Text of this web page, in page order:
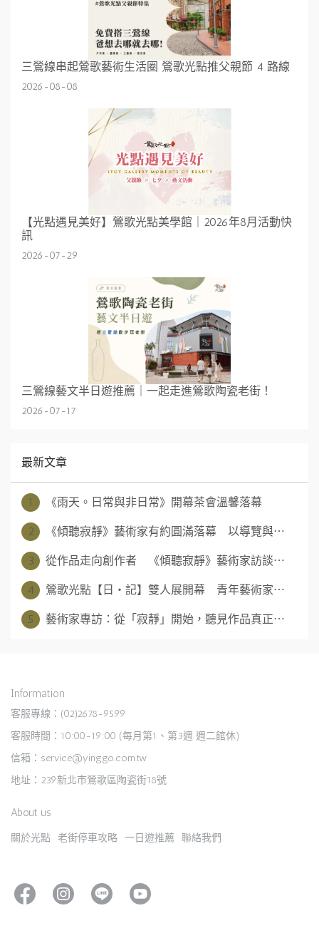
三鶯線串起鶯歌藝術生活圈 鶯歌光點推父親節 4 路線
2026-08-08
【光點遇見美好】鶯歌光點美學館｜2026年8月活動快
訊
2026-07-29
三鶯線藝文半日遊推薦｜一起走進鶯歌陶瓷老街！
2026-07-17
最新文章
1 《雨天。日常與非日常》開幕茶會溫馨落幕
2 《傾聽寂靜》藝術家有約圓滿落幕 以導覽與⋯
3 從作品走向創作者 《傾聽寂靜》藝術家訪談⋯
4 鶯歌光點【日‧記】雙人展開幕 青年藝術家⋯
5 藝術家專訪：從「寂靜」開始，聽見作品真正⋯
Information
客服專線：(02)2678-9599
客服時間：10:00-19:00 (每月第1、第3週 週二館休)
信箱：service@yinggo.com.tw
地址：239新北市鶯歌區陶瓷街18號
About us
關於光點 老街停車攻略 一日遊推薦 聯絡我們